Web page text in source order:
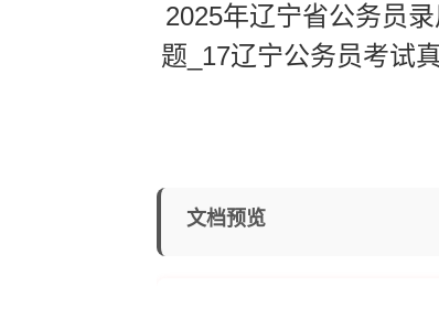
2025年辽宁省公务员
题_17辽宁公务员考试
文档预览